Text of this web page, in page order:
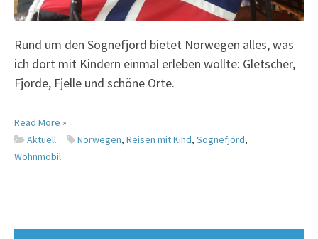
Rund um den Sognefjord bietet Norwegen alles, was
ich dort mit Kindern einmal erleben wollte: Gletscher,
Fjorde, Fjelle und schöne Orte.
Read More »
Aktuell
Norwegen, Reisen mit Kind, Sognefjord,
Wohnmobil